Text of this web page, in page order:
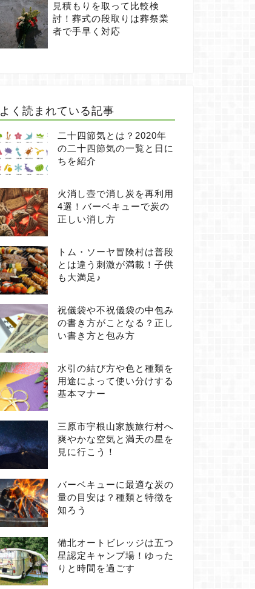
見積もりを取って比較検
討！葬式の段取りは葬祭業
者で手早く対応
よく読まれている記事
二十四節気とは？2020年
の二十四節気の一覧と日に
ちを紹介
火消し壺で消し炭を再利用
4選！バーベキューで炭の
正しい消し方
トム・ソーヤ冒険村は普段
とは違う刺激が満載！子供
も大満足♪
祝儀袋や不祝儀袋の中包み
の書き方がことなる？正し
い書き方と包み方
水引の結び方や色と種類を
用途によって使い分けする
基本マナー
三原市宇根山家族旅行村へ
爽やかな空気と満天の星を
見に行こう！
バーベキューに最適な炭の
量の目安は？種類と特徴を
知ろう
備北オートビレッジは五つ
星認定キャンプ場！ゆった
りと時間を過ごす